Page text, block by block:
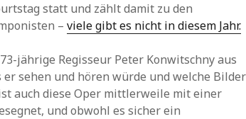
statt und zählt damit zu den
–viele gibt es nicht in diesem Jahr.
jährige Regisseur Peter Konwitschny aus
sehen und hören würde und welche Bilder
auch diese Oper mittlerweile mit einer
und obwohl es sicher ein